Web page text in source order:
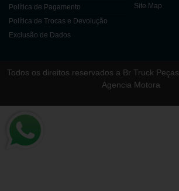
Política de Pagamento
Política de Trocas e Devolução
Exclusão de Dados
Site Map
Todos os direitos reservados a Br Truck Peças
Agencia Motora